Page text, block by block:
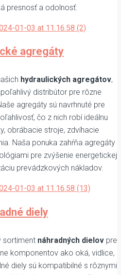
presnosť a odolnosť.
agregáty
hydraulických agregátov,
distribútor pre rôzne
agregáty sú navrhnuté pre
čo z nich robí ideálnu
obrábacie stroje, zdvíhacie
Naša ponuka zahŕňa agregáty
pre zvýšenie energetickej
prevádzkových nákladov.
diely
sortiment náhradných dielovpre
komponentov ako oká, vidlice,
diely sú kompatibilné s rôznymi